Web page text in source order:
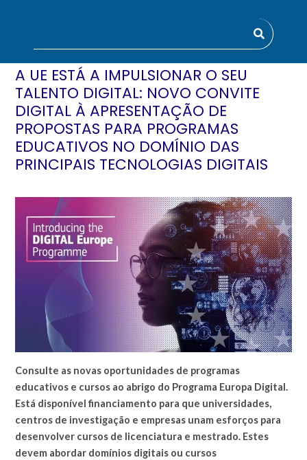
A UE ESTÁ A IMPULSIONAR O SEU
TALENTO DIGITAL: NOVO CONVITE
DIGITAL À APRESENTAÇÃO DE
PROPOSTAS PARA PROGRAMAS
EDUCATIVOS NO DOMÍNIO DAS
PRINCIPAIS TECNOLOGIAS DIGITAIS
Consulte as novas oportunidades de programas
educativos e cursos ao abrigo do Programa Europa Digital.
Está disponível financiamento para que universidades,
centros de investigação e empresas unam esforços para
desenvolver cursos de licenciatura e mestrado. Estes
devem abordar domínios digitais ou cursos